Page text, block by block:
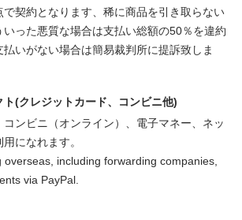
契約となります、稀に商品を引き取らない
った悪質な場合は支払い総額の50％を違約
いがない場合は簡易裁判所に提訴致しま
(クレジットカード、コンビニ他)
ンビニ（オンライン）、電子マネー、ネッ
になれます。
including forwarding companies,
via PayPal.